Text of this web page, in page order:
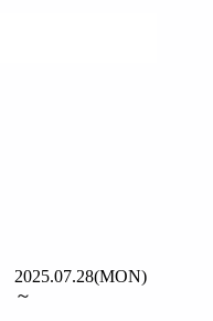
2025.07.28(MON)
～